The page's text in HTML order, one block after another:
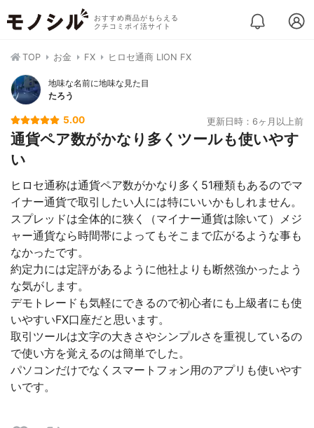
おすすめ商品がもらえる
クチコミポイ活サイト
TOP お金 FX ヒロセ通商 LION FX
地味な名前に地味な見た目
たろう
5.00 更新日時：6ヶ月以上前
通貨ペア数がかなり多くツールも使いやす
い
ヒロセ通称は通貨ペア数がかなり多く51種類もあるのでマ
イナー通貨で取引したい人には特にいいかもしれません。
スプレッドは全体的に狭く（マイナー通貨は除いて）メジ
ャー通貨なら時間帯によってもそこまで広がるような事も
なかったです。
約定力には定評があるように他社よりも断然強かったよう
な気がします。
デモトレードも気軽にできるので初心者にも上級者にも使
いやすいFX口座だと思います。
取引ツールは文字の大きさやシンプルさを重視しているの
で使い方を覚えるのは簡単でした。
パソコンだけでなくスマートフォン用のアプリも使いやす
いです。